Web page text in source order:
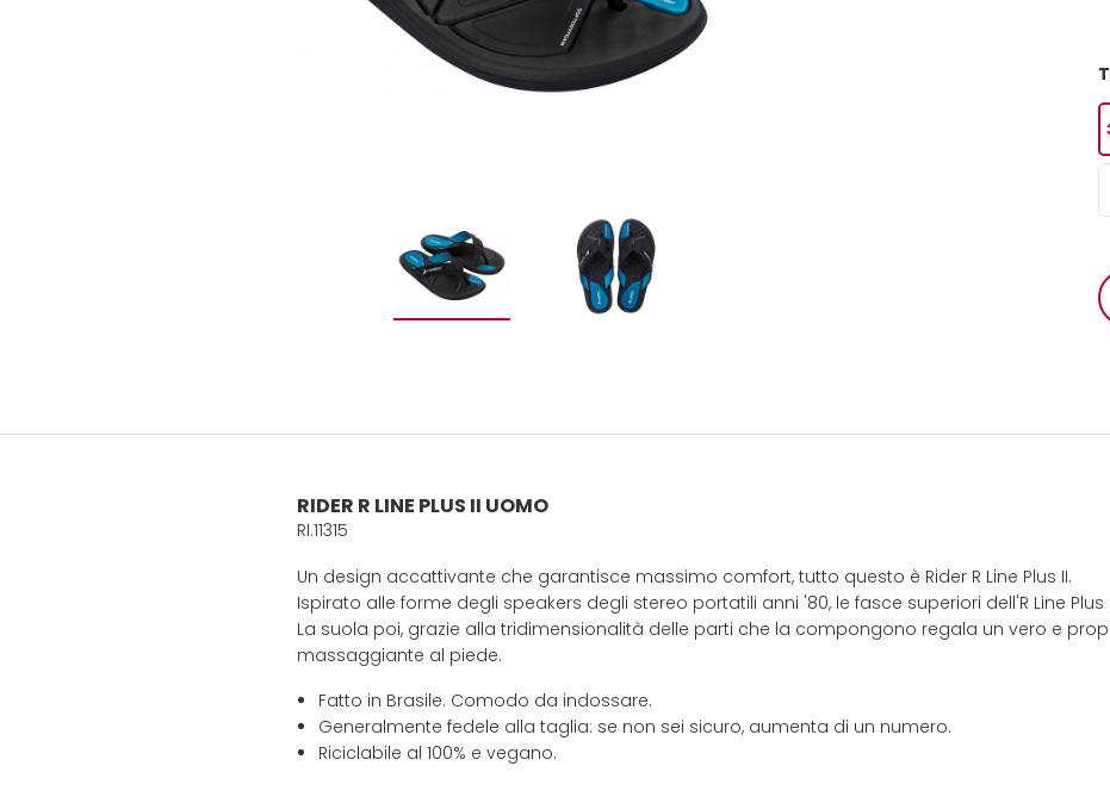
RIDER R LINE PLUS II UOMO
RI.11315
Un design accattivante che garantisce massimo comfort, tutto questo è Rider R Line Plus II.
Ispirato alle forme degli speakers degli stereo portatili anni '80, le fasce superiori dell'R Line
La suola poi, grazie alla tridimensionalità delle parti che la compongono regala un vero e
massaggiante al piede.
Fatto in Brasile. Comodo da indossare.
Generalmente fedele alla taglia: se non sei sicuro, aumenta di un numero.
Riciclabile al 100% e vegano.